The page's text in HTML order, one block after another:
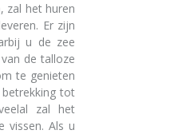
zal het huren
Er zijn
u de zee
de talloze
te genieten
tot
zal het
vissen. Als u